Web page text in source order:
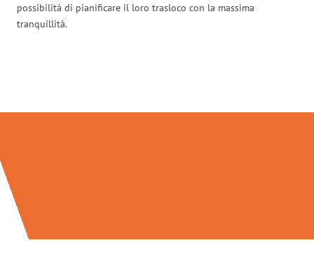
possibilità di pianificare il loro trasloco con la massima
tranquillità.